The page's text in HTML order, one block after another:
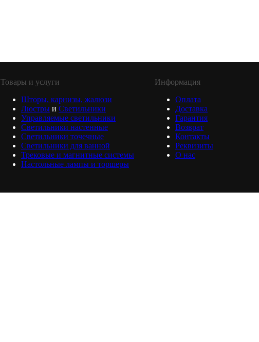
Товары и услуги
Шторы, карнизы, жалюзи
Люстры и Светильники
Управляемые светильники
Светильники настенные
Светильники точечные
Светильники для ванной
Трековые и магнитные системы
Настольные лампы и торшеры
Информация
Оплата
Доставка
Гарантия
Возврат
Контакты
Реквизиты
О нас